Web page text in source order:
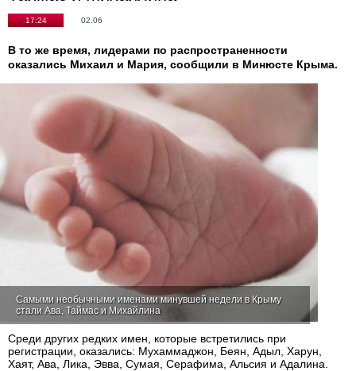
17:24 02.06
В то же время, лидерами по распространенности
оказались Михаил и Мария, сообщили в Минюсте Крыма.
Самыми необычными именами минувшей недели в Крыму
стали Ава, Таймас и Михайлина
Среди других редких имен, которые встретились при
регистрации, оказались: Мухаммаджон, Беян, Адыл, Харун,
Хаят, Ава, Лика, Эвва, Сумая, Серафима, Альсия и Адалина.